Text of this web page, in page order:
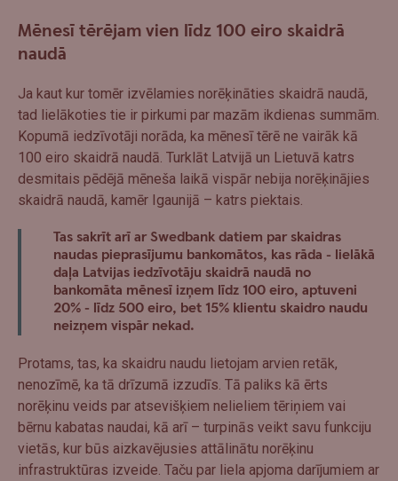
Mēnesī tērējam vien līdz 100 eiro skaidrā
naudā
Ja kaut kur tomēr izvēlamies norēķināties skaidrā naudā,
tad lielākoties tie ir pirkumi par mazām ikdienas summām.
Kopumā iedzīvotāji norāda, ka mēnesī tērē ne vairāk kā
100 eiro skaidrā naudā. Turklāt Latvijā un Lietuvā katrs
desmitais pēdējā mēneša laikā vispār nebija norēķinājies
skaidrā naudā, kamēr Igaunijā – katrs piektais.
Tas sakrīt arī ar Swedbank datiem par skaidras
naudas pieprasījumu bankomātos, kas rāda - lielākā
daļa Latvijas iedzīvotāju skaidrā naudā no
bankomāta mēnesī izņem līdz 100 eiro, aptuveni
20% ‒ līdz 500 eiro, bet 15% klientu skaidro naudu
neizņem vispār nekad.
Protams, tas, ka skaidru naudu lietojam arvien retāk,
nenozīmē, ka tā drīzumā izzudīs. Tā paliks kā ērts
norēķinu veids par atsevišķiem nelieliem tēriņiem vai
bērnu kabatas naudai, kā arī – turpinās veikt savu funkciju
vietās, kur būs aizkavējusies attālinātu norēķinu
infrastruktūras izveide. Taču par liela apjoma darījumiem ar